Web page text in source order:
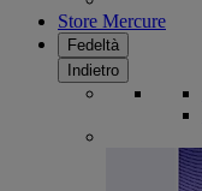
Store Mercure
Fedeltà
Indietro